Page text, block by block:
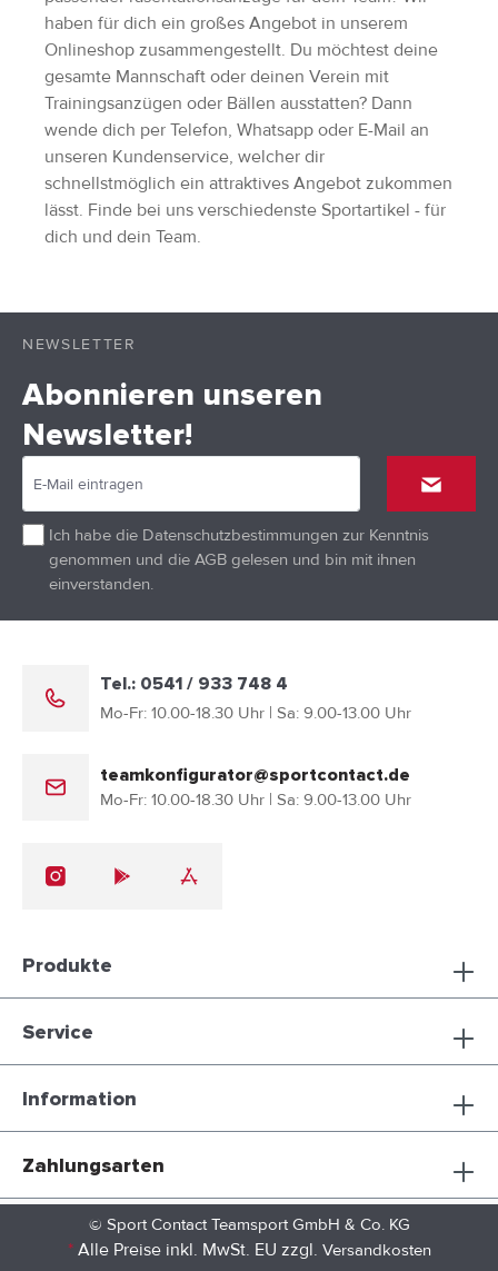
haben für dich ein großes Angebot in unserem
Onlineshop zusammengestellt. Du möchtest deine
gesamte Mannschaft oder deinen Verein mit
Trainingsanzügen oder Bällen ausstatten? Dann
wende dich per Telefon, Whatsapp oder E-Mail an
unseren Kundenservice, welcher dir
schnellstmöglich ein attraktives Angebot zukommen
lässt. Finde bei uns verschiedenste Sportartikel - für
dich und dein Team.
NEWSLETTER
Abonnieren unseren
Newsletter!
Ich habe die Datenschutzbestimmungen zur Kenntnis
genommen und die AGB gelesen und bin mit ihnen
einverstanden.
Tel.: 0541 / 933 748 4
Mo-Fr: 10.00-18.30 Uhr | Sa: 9.00-13.00 Uhr
teamkonfigurator@sportcontact.de
Mo-Fr: 10.00-18.30 Uhr | Sa: 9.00-13.00 Uhr
Produkte
Service
Information
Zahlungsarten
© Sport Contact Teamsport GmbH & Co. KG
*Alle Preise inkl. MwSt. EU zzgl. Versandkosten